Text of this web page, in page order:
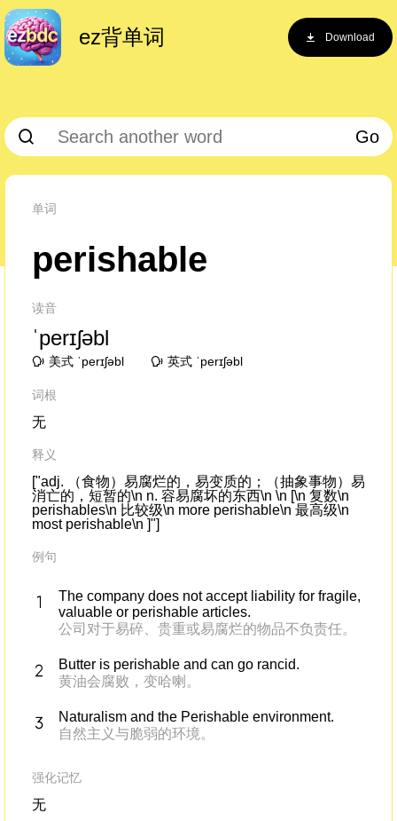
ez背单词 Download
Go
单词
perishable
读音
ˈperɪʃəbl
美式 ˈperɪʃəbl 英式 ˈperɪʃəbl
词根
无
释义
["adj. （食物）易腐烂的，易变质的；（抽象事物）易
消亡的，短暂的\n n. 容易腐坏的东西\n \n [\n 复数\n
perishables\n 比较级\n more perishable\n 最高级\n
most perishable\n ]"]
例句
The company does not accept liability for fragile,
valuable or perishable articles.
公司对于易碎、贵重或易腐烂的物品不负责任。
Butter is perishable and can go rancid.
黄油会腐败，变哈喇。
Naturalism and the Perishable environment.
自然主义与脆弱的环境。
强化记忆
无